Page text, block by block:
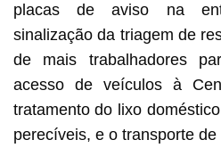
placas de aviso na
sinalização da triagem de
de mais trabalhadores
acesso de veículos à
tratamento do lixo
perecíveis, e o transporte